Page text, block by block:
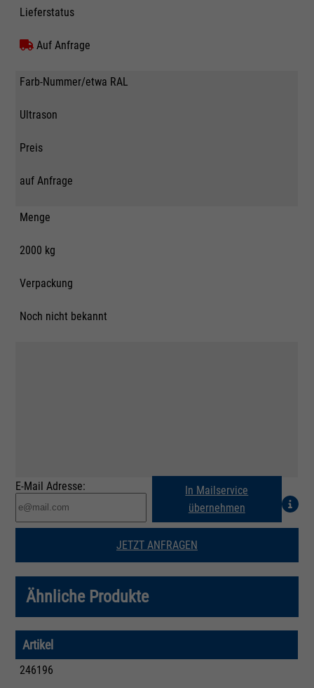
Lieferstatus
Auf Anfrage
Farb-Nummer/etwa RAL
Ultrason
Preis
auf Anfrage
Menge
2000 kg
Verpackung
Noch nicht bekannt
E-Mail Adresse:
In Mailservice
übernehmen
JETZT ANFRAGEN
Ähnliche Produkte
Artikel
246196